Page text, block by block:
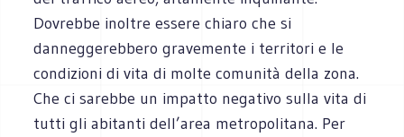
Dovrebbe inoltre essere chiaro che si
danneggerebbero gravemente i territori e le
condizioni di vita di molte comunità della zona.
Che ci sarebbe un impatto negativo sulla vita di
tutti gli abitanti dell’area metropolitana. Per